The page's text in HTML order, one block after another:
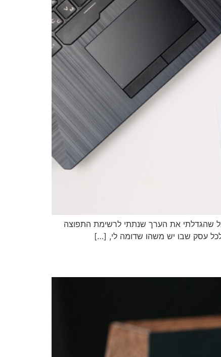
שהגדלתי את הערך שנתתי לרשימת התפוצה
לכל עסק שבו יש משהו שדומה לי, […]